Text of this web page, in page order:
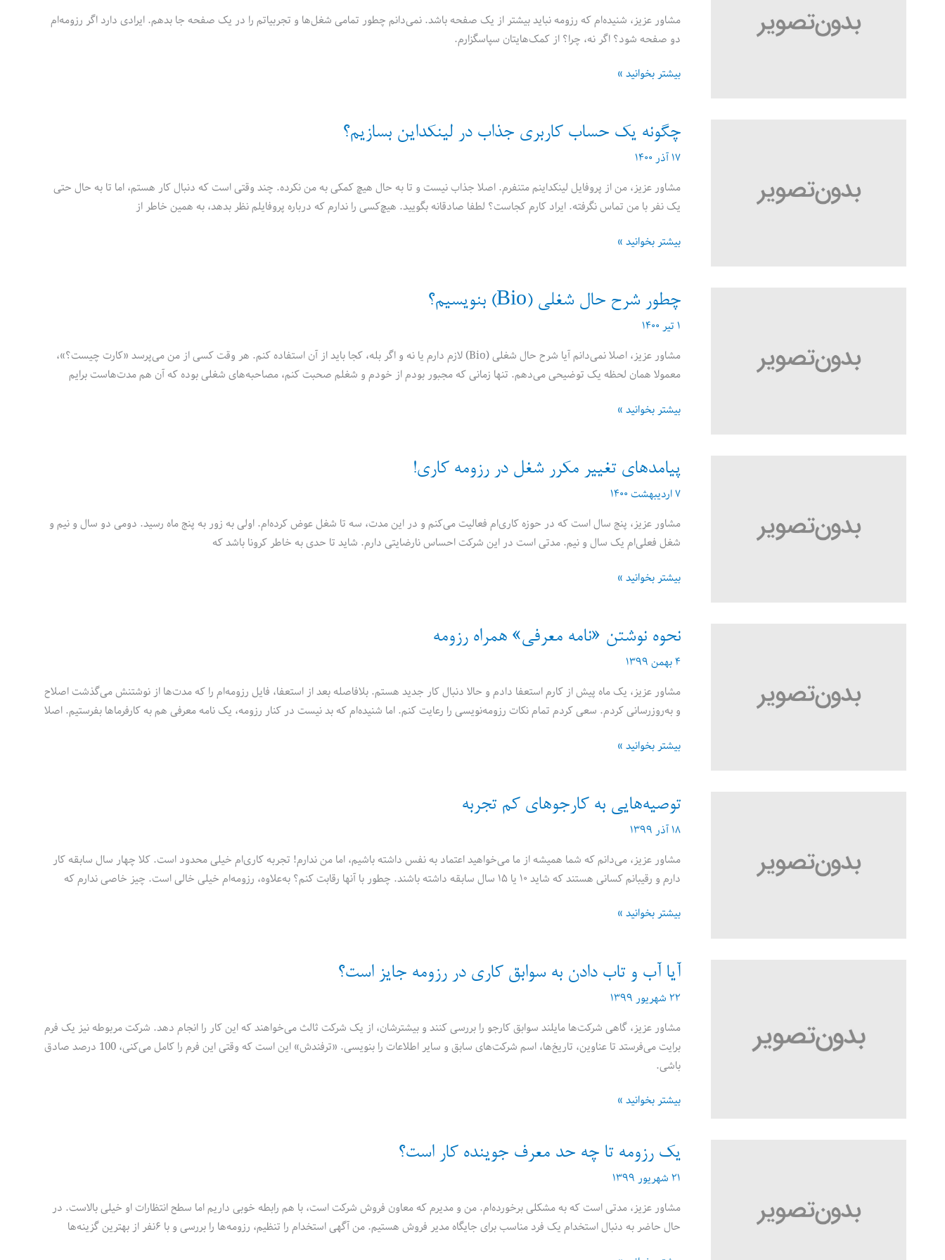
مشاور عزیز، شنیده‌ام که رزومه نباید بیشتر از یک صفحه باشد. نمی‌دانم چطور تمامی شغل‌ها و تجربیاتم را در یک صفحه جا بدهم. ایرادی دارد اگر رزومه‌ام
دو صفحه شود؟ اگر نه، چرا؟ از کمک‌هایتان سپاسگزارم.
پاسخ
سوال
متداول
رابطه
با
بیشتر بخوانید »
چگونه یک حساب کاربری جذاب در لینکداین بسازیم؟
۱۷ آذر ۱۴۰۰
مشاور عزیز، من از پروفایل لینکداینم متنفرم. اصلا جذاب نیست و تا به حال هیچ کمکی به من نکرده. چند وقتی است که دنبال کار هستم، اما تا به حال حتی
یک نفر با من تماس نگرفته. ایراد کارم کجاست؟ لطفا صادقانه بگویید. هیچ‌کسی را ندارم که درباره پروفایلم نظر بدهد، به همین خاطر از
چگونه
کاربری
جذاب
لینکداین
بسازیم؟
بیشتر بخوانید »
چطور شرح حال شغلی (Bio) بنویسیم؟
۱ تیر ۱۴۰۰
مشاور عزیز، اصلا نمی‌دانم آیا شرح حال شغلی (Bio) لازم دارم یا نه و اگر بله، کجا باید از آن استفاده کنم. هر وقت کسی از من می‌پرسد «کارت چیست؟»،
معمولا همان لحظه یک توضیحی می‌دهم. تنها زمانی که مجبور بودم از خودم و شغلم صحبت کنم، مصاحبه‌های شغلی بوده که آن هم مدت‌هاست برایم
چطور
شغلی
بنویسیم؟
بیشتر بخوانید »
پیامدهای تغییر مکرر شغل در رزومه کاری!
۷ اردیبهشت ۱۴۰۰
مشاور عزیز، پنج سال است که در حوزه کاری‌ام فعالیت می‌کنم و در این مدت، سه تا شغل عوض کرده‌ام. اولی به زور به پنج ماه رسید. دومی دو سال و نیم و
شغل فعلی‌ام یک سال و نیم. مدتی است در این شرکت احساس نارضایتی دارم. شاید تا حدی به خاطر کرونا باشد که
پیامدهای
شغل
در
رزومه
کاری!
بیشتر بخوانید »
نحوه نوشتن «نامه معرفی» همراه رزومه
۴ بهمن ۱۳۹۹
مشاور عزیز، یک ماه پیش از کارم استعفا دادم و حالا دنبال کار جدید هستم. بلافاصله بعد از استعفا، فایل رزومه‌ام را که مدت‌ها از نوشتنش می‌گذشت اصلاح
و به‌روز‌رسانی کردم. سعی کردم تمام نکات رزومه‌نویسی را رعایت کنم. اما شنیده‌ام که بد نیست در کنار رزومه، یک نامه معرفی هم به کارفرماها بفرستیم. اصلا
نحوه
معرفی»
همراه
رزومه
بیشتر بخوانید »
توصیه‌هایی به کارجوهای کم تجربه
۱۸ آذر ۱۳۹۹
مشاور عزیز، می‌دانم که شما همیشه از ما می‌خواهید اعتماد به نفس داشته باشیم، اما من ندارم! تجربه کاری‌ام خیلی محدود است. کلا چهار سال سابقه کار
دارم و رقیبانم کسانی هستند که شاید ۱۰ یا ۱۵ سال سابقه داشته باشند. چطور با آنها رقابت کنم؟ به‌علاوه، رزومه‌ام خیلی خالی است. چیز خاصی ندارم که
توصیه‌هایی
کم
تجربه
بیشتر بخوانید »
آیا آب و تاب دادن به سوابق کاری در رزومه جایز است؟
۲۲ شهریور ۱۳۹۹
مشاور عزیز، گاهی شرکت‌ها مایلند سوابق کارجو را بررسی کنند و بیشترشان، از یک شرکت ثالث می‌خواهند که این کار را انجام دهد. شرکت مربوطه نیز یک فرم
برایت می‌فرستد تا عناوین، تاریخ‌ها، اسم شرکت‌های سابق و سایر اطلاعات را بنویسی. «ترفندش» این است که وقتی این فرم را کامل می‌کنی، 100 درصد صادق
باشی.
آیا
تاب
دادن
سوابق
کاری
بیشتر بخوانید »
یک رزومه تا چه حد معرف جوینده کار است؟
۲۱ شهریور ۱۳۹۹
مشاور عزیز، مدتی است که به مشکلی برخورده‌ام. من و مدیرم که معاون فروش شرکت است، با هم رابطه خوبی داریم اما سطح انتظارات او خیلی بالاست. در
حال حاضر به دنبال استخدام یک فرد مناسب برای جایگاه مدیر فروش هستیم. من آگهی استخدام را تنظیم، رزومه‌ها را بررسی و با ۶نفر از بهترین گزینه‌ها